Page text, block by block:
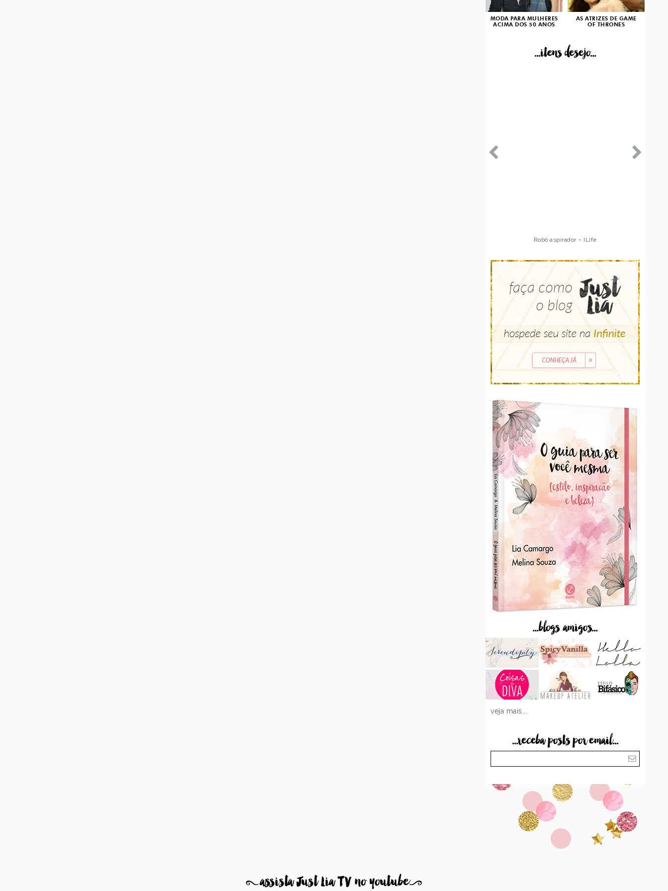
MODA PARA MULHERES
ACIMA DOS 50 ANOS
AS ATRIZES DE GAME
OF THRONES
...itens desejo...
Robô aspirador – ILife
...blogs amigos...
veja mais...
...receba posts por email...
8assista Just Lia TV no youtube9